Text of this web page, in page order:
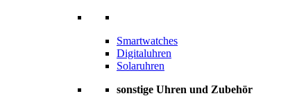
Smartwatches
Digitaluhren
Solaruhren
sonstige Uhren und Zubehör